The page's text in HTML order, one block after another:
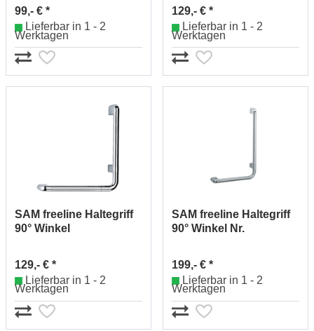
99,- € *
Lieferbar in 1 - 2
Werktagen
129,- € *
Lieferbar in 1 - 2
Werktagen
SAM freeline Haltegriff
90° Winkel
129,- € *
Lieferbar in 1 - 2
Werktagen
SAM freeline Haltegriff
90° Winkel Nr.
199,- € *
Lieferbar in 1 - 2
Werktagen